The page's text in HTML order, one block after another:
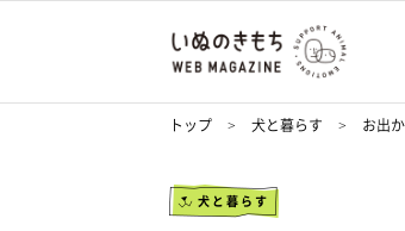
トップ 犬と暮らす お出
犬と暮らす